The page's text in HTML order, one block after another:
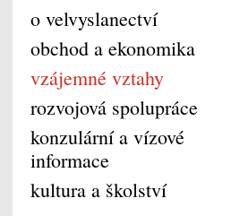
o velvyslanectví
obchod a ekonomika
vzájemné vztahy
rozvojová spolupráce
konzulární a vízové
informace
kultura a školství